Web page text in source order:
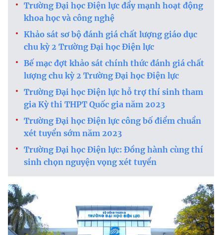
Trường Đại học Điện lực đẩy mạnh hoạt động
khoa học và công nghệ
Khảo sát sơ bộ đánh giá chất lượng giáo dục
chu kỳ 2 Trường Đại học Điện lực
Bế mạc đợt khảo sát chính thức đánh giá chất
lượng chu kỳ 2 Trường Đại học Điện lực
Trường Đại học Điện lực hỗ trợ thí sinh tham
gia Kỳ thi THPT Quốc gia năm 2023
Trường Đại học Điện lực công bố điểm chuẩn
xét tuyển sớm năm 2023
Trường Đại học Điện lực: Đồng hành cùng thí
sinh chọn nguyện vọng xét tuyển